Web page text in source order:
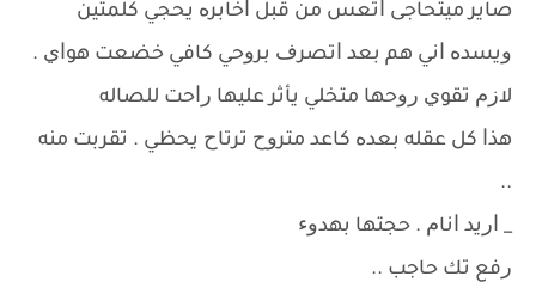
ﺻﺎﻳﺮ ﻣﻴﺘﺤﺎﺟﻰ ﺍﺗﻌﺲ ﻣﻦ ﻗﺒﻞ ﺍﺧﺎﺑﺮﻩ ﻳﺤﺠﻲ ﻛﻠﻤﺘﻴﻦ
ﻭﻳﺴﺪﻩ ﺍﻧﻲ ﻫﻢ ﺑﻌﺪ ﺍﺗﺼﺮﻑ ﺑﺮﻭﺣﻲ ﻛﺎﻓﻲ ﺧﻀﻌﺖ ﻫﻮﺍﻱ .
ﻻﺯﻡ ﺗﻘﻮﻱ ﺭﻭﺣﻬﺎ ﻣﺘﺨﻠﻲ ﻳﺄﺛﺮ ﻋﻠﻴﻬﺎ ﺭﺍﺣﺖ ﻟﻠﺼﺎﻟﻪ
ﻫﺬﺍ ﻛﻞ ﻋﻘﻠﻪ ﺑﻌﺪﻩ ﻛﺎﻋﺪ ﻣﺘﺮﻭﺡ ﺗﺮﺗﺎﺡ ﻳﺤﻈﻲ . ﺗﻘﺮﺑﺖ ﻣﻨﻪ
..
_ ﺍﺭﻳﺪ ﺍﻧﺎﻡ . ﺣﺠﺘﻬﺎ ﺑﻬﺪﻭﺀ
ﺭﻓﻊ ﺗﻚ ﺣﺎﺟﺐ ..